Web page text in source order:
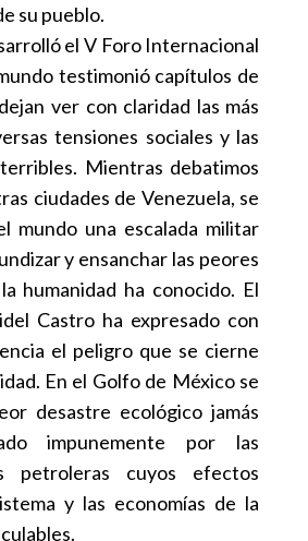
su pueblo.
el V Foro Internacional
testimonió capítulos de
ver con claridad las más
tensiones sociales y las
terribles. Mientras debatimos
ciudades de Venezuela, se
mundo una escalada militar
y ensanchar las peores
humanidad ha conocido. El
Castro ha expresado con
el peligro que se cierne
En el Golfo de México se
desastre ecológico jamás
impunemente por las
petroleras cuyos efectos
y las economías de la